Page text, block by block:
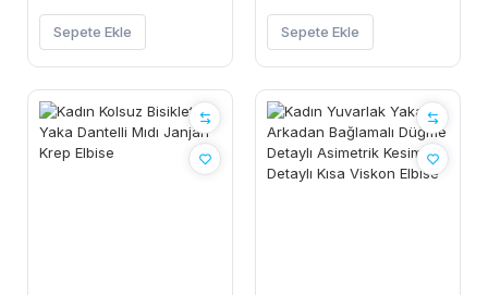
Sepete Ekle Sepete Ekle